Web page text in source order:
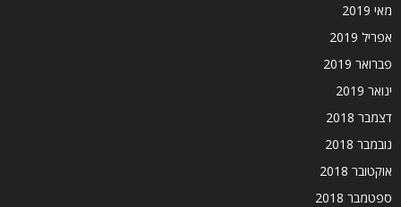
מאי 2019
אפריל 2019
פברואר 2019
ינואר 2019
דצמבר 2018
נובמבר 2018
אוקטובר 2018
ספטמבר 2018